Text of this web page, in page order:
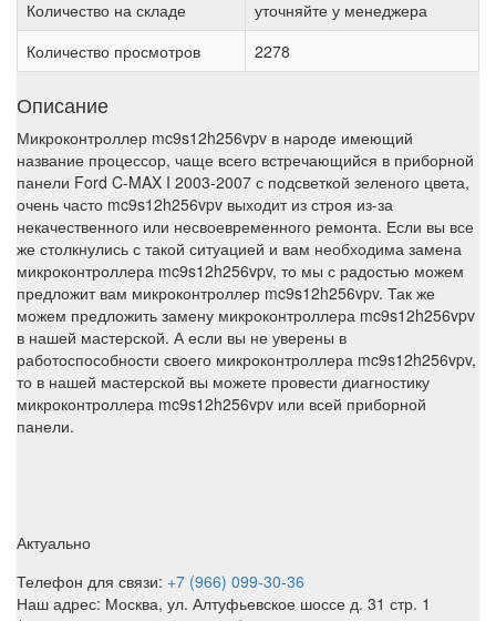
Количество на складе
уточняйте у менеджера
Количество просмотров
2278
Описание
Микроконтроллер mc9s12h256vpv в народе имеющий
название процессор, чаще всего встречающийся в приборной
панели Ford C-MAX I 2003-2007 с подсветкой зеленого цвета,
очень часто mc9s12h256vpv выходит из строя из-за
некачественного или несвоевременного ремонта. Если вы все
же столкнулись с такой ситуацией и вам необходима замена
микроконтроллера mc9s12h256vpv, то мы с радостью можем
предложит вам микроконтроллер mc9s12h256vpv. Так же
можем предложить замену микроконтроллера mc9s12h256vpv
в нашей мастерской. А если вы не уверены в
работоспособности своего микроконтроллера mc9s12h256vpv,
то в нашей мастерской вы можете провести диагностику
микроконтроллера mc9s12h256vpv или всей приборной
панели.
Актуально
Телефон для связи: +7 (966) 099-30-36
Наш адрес: Москва, ул. Алтуфьевское шоссе д. 31 стр. 1